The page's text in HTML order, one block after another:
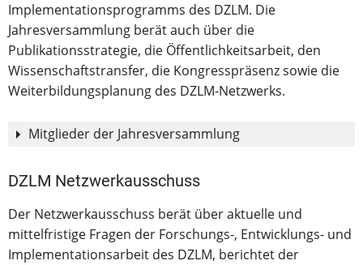
Implementationsprogramms des DZLM. Die
Jahresversammlung berät auch über die
Publikationsstrategie, die Öffentlichkeitsarbeit, den
Wissenschaftstransfer, die Kongresspräsenz sowie die
Weiterbildungsplanung des DZLM-Netzwerks.
Mitglieder der Jahresversammlung
Koordinierende MitgliederDie Geschäftsführende
Die Direktion und die
der IPN-Abteilung
DZLM Netzwerkausschuss
Der Netzwerkausschuss berät über aktuelle und
mittelfristige Fragen der Forschungs-, Entwicklungs- und
Implementationsarbeit des DZLM, berichtet der